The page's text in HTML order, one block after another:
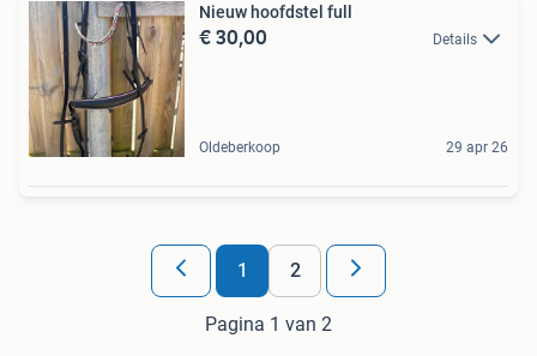
Nieuw hoofdstel full
€ 30,00 Details
Oldeberkoop 29 apr 26
1 2
Pagina 1 van 2